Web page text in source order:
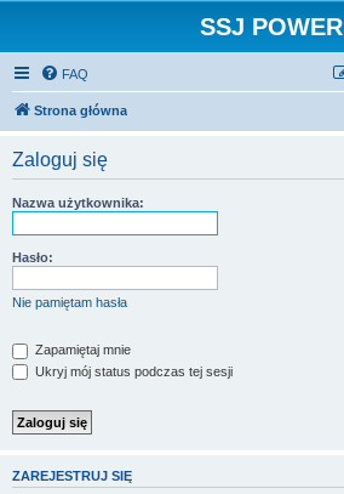
SSJ POWER
FAQ
Strona główna
Zaloguj się
Nazwa użytkownika:
Hasło:
Nie pamiętam hasła
Zapamiętaj mnie
Ukryj mój status podczas tej sesji
ZAREJESTRUJ SIĘ